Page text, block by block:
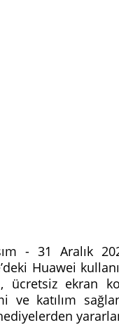
- 31 Aralık
Huawei
ücretsiz ekran
ve katılım